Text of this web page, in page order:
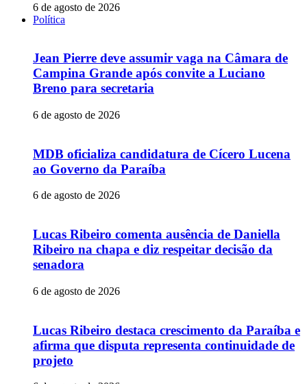
6 de agosto de 2026
Política
Jean Pierre deve assumir vaga na Câmara de
Campina Grande após convite a Luciano
Breno para secretaria
6 de agosto de 2026
MDB oficializa candidatura de Cícero Lucena
ao Governo da Paraíba
6 de agosto de 2026
Lucas Ribeiro comenta ausência de Daniella
Ribeiro na chapa e diz respeitar decisão da
senadora
6 de agosto de 2026
Lucas Ribeiro destaca crescimento da Paraíba e
afirma que disputa representa continuidade de
projeto